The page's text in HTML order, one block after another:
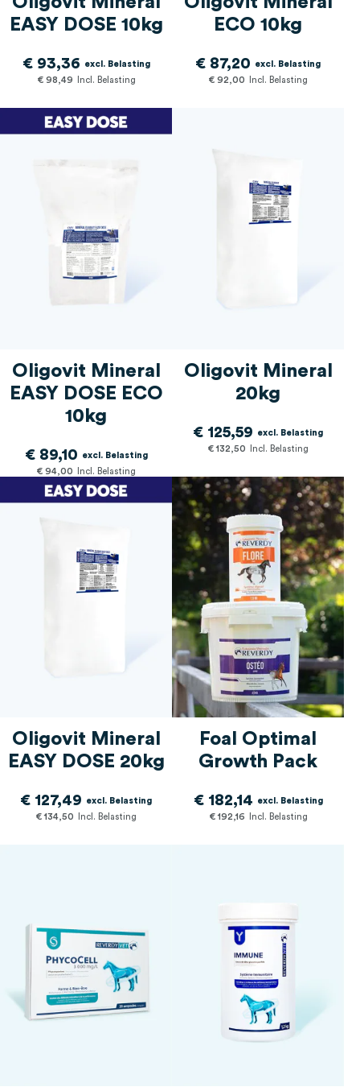
EASY DOSE 10kg
€ 98,49
€ 93,36
ECO 10kg
€ 92,00
€ 87,20
Oligovit Mineral
EASY DOSE ECO
10kg
€ 94,00
€ 89,10
Oligovit Mineral
20kg
€ 132,50
€ 125,59
Oligovit Mineral
EASY DOSE 20kg
€ 134,50
€ 127,49
Foal Optimal
Growth Pack
€ 192,16
€ 182,14